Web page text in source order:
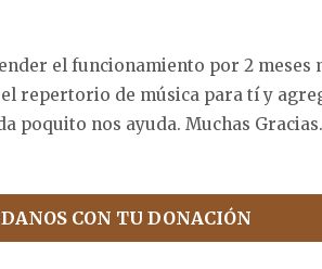
el funcionamiento por 2 meses
repertorio de música para tí y
poquito nos ayuda. Muchas Gracias.
CON TU DONACIÓN